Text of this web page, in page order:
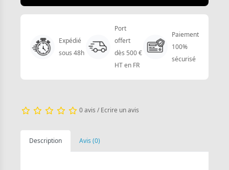
Expédié
sous 48h
Port
offert
dès 500 €
HT en FR
Paiement
100%
sécurisé
0 avis / Ecrire un avis
Description Avis (0)